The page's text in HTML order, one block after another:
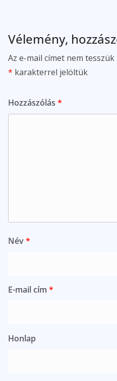
Vélemény,
Az e-mail címet nem tesszük
* karakterrel jelöltük
Hozzászólás *
Név*
E-mail cím *
Honlap